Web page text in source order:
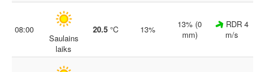
08:00
Saulains
laiks
20.5 °C 13%
13% (0
mm)
RDR 4
m/s